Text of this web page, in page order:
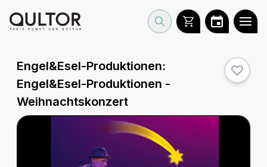
Engel&Esel-Produktionen:
Engel&Esel-Produktionen -
Weihnachtskonzert